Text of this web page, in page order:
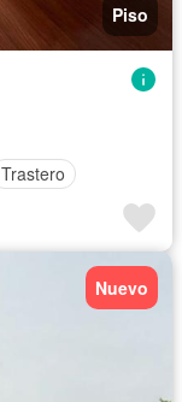
Piso
Trastero
Nuevo